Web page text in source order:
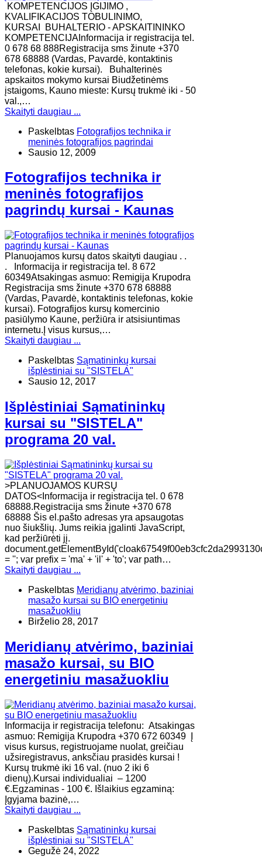
KOMPETENCIJOS ĮGIJIMO ,
KVALIFIKACIJOS TOBULINIMO,
KURSAI BUHALTERIO - APSKAITININKO
KOMPETENCIJAInformacija ir registracija tel.
0 678 68 888Registracija sms žinute +370
678 68888 (Vardas, Pavardė, kontaktinis
telefonas, kokie kursai). Buhalterinės
apskaitos mokymo kursai Biudžetinėms
įstaigoms, Kauno mieste: Kursų trukmė iki - 50
val.,…
Skaityti daugiau ...
Paskelbtas Fotografijos technika ir
meninės fotografijos pagrindai
Sausio 12, 2009
Fotografijos technika ir
meninės fotografijos
pagrindų kursai - Kaunas
Planuojamos kursų datos skaityti daugiau . .
. Informacija ir registracija tel. 8 672
60349Atsakingas asmuo: Remigija Krupodra
Registracija sms žinute +370 678 68888
(Vardas, Pavardė, kontaktinis telefonas, kokie
kursai). Fotografijos kursų komercinio
pasiūlymo Kaune, peržiūra ir atsisiuntimas
internetu.Į visus kursus,…
Skaityti daugiau ...
Paskelbtas Sąmatininkų kursai
išplėstiniai su "SISTELA"
Sausio 12, 2017
Išplėstiniai Sąmatininkų
kursai su "SISTELA"
programa 20 val.
>PLANUOJAMOS KURSŲ
DATOS<Informacija ir registracija tel. 0 678
68888.Registracija sms žinute +370 678
68888 Šis el.pašto adresas yra apsaugotas
nuo šiukšlių. Jums reikia įgalinti JavaScript,
kad peržiūrėti jį.
= ''; var prefix = 'ma' + 'il' + 'to'; var path…
Skaityti daugiau ...
Paskelbtas Meridianų atvėrimo, baziniai
masažo kursai su BIO energetiniu
masažuokliu
Birželio 28, 2017
Meridianų atvėrimo, baziniai
masažo kursai, su BIO
energetiniu masažuokliu
Informacija ir registracija telefonu: Atsakingas
asmuo: Remigija Krupodra +370 672 60349 Į
visus kursus, registruojame nuolat, greičiau
užsiregistravus, anksčiau prasidės kursai !
Kursų trukmė iki 16 val. (nuo 2 iki 6
dienų).Kursai individualiai – 1200
€.Egzaminas - 100 €. Išlaikius egzaminą:
Įgyjama bazinė,…
Skaityti daugiau ...
Paskelbtas Sąmatininkų kursai
išplėstiniai su "SISTELA"
Gegužė 24, 2022